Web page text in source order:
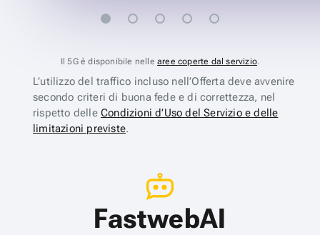
Il 5G è disponibile nelle aree coperte dal servizio.
L’utilizzo del traffico incluso nell’Offerta deve avvenire
secondo criteri di buona fede e di correttezza, nel
rispetto delle Condizioni d’Uso del Servizio e delle
limitazioni previste.
FastwebAI